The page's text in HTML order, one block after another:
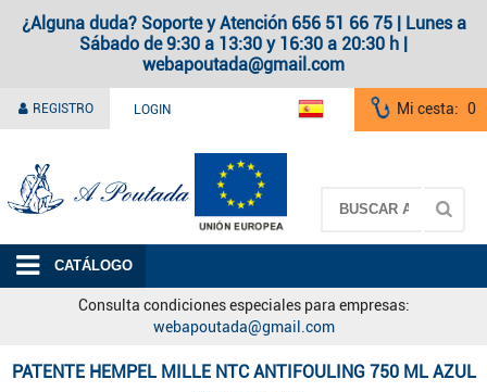
¿Alguna duda? Soporte y Atención 656 51 66 75 | Lunes a
Sábado de 9:30 a 13:30 y 16:30 a 20:30 h |
webapoutada@gmail.com
REGISTRO LOGIN Mi cesta: 0
CATÁLOGO
Consulta condiciones especiales para empresas:
webapoutada@gmail.com
PATENTE HEMPEL MILLE NTC ANTIFOULING 750 ML AZUL